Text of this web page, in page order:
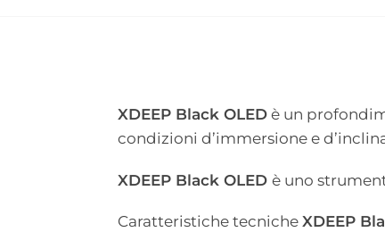
XDEEP Black OLEDè un
condizioni d’immersione e
XDEEP Black OLED è uno
Caratteristiche tecniche XDEEP